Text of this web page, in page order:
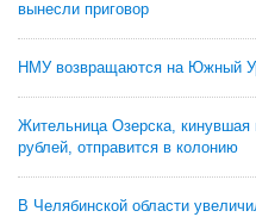
вынесли приговор
НМУ возвращаются на Южный
Жительница Озерска,
рублей, отправится в колонию
В Челябинской области